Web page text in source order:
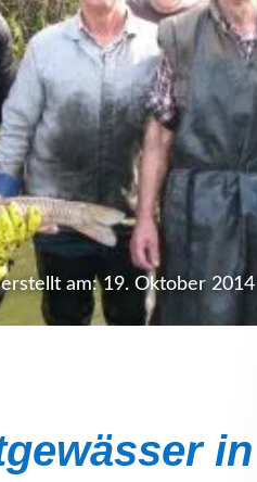
am: 19. Oktober 2014
in